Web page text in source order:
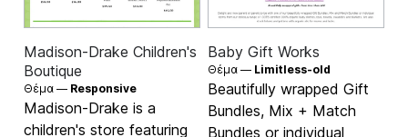
Madison-Drake Children's
Boutique
Θέμα — Responsive
Madison-Drake is a
children's store featuring
Baby Gift Works
Θέμα — Limitless-old
Beautifully wrapped Gift
Bundles, Mix + Match
Bundles or individual